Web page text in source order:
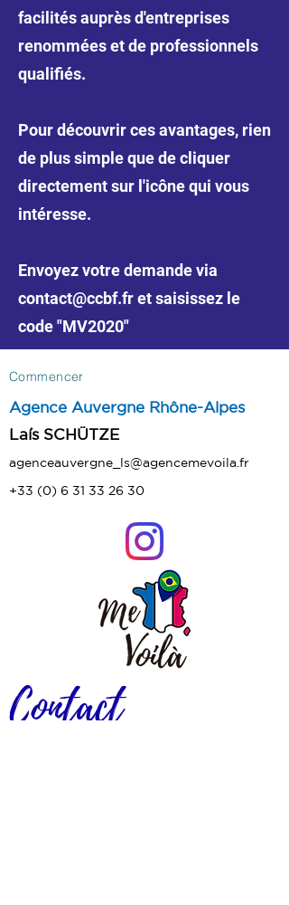
facilités auprès d'entreprises
renommées et de professionnels
qualifiés.
Pour découvrir ces avantages, rien
de plus simple que de cliquer
directement sur l'icône qui vous
intéresse.
Envoyez votre demande via
contact@ccbf.fr et saisissez le
code "MV2020"
Commencer
Agence Auvergne Rhône-Alpes
​Laís SCHÜTZE
agenceauvergne_ls@agencemevoila.fr
+33 (0) 6 31 33 26 30
Contact